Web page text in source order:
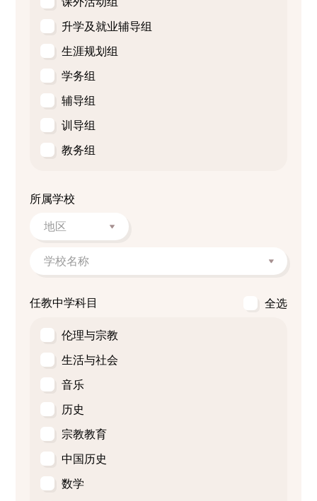
升学及就业辅导组
生涯规划组
学务组
辅导组
训导组
教务组
所属学校
任教中学科目 全选
伦理与宗教
生活与社会
音乐
历史
宗教教育
中国历史
数学